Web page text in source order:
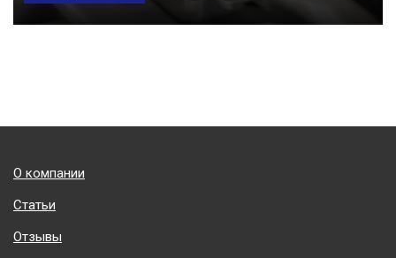
Подвал
О компании
Статьи
Отзывы